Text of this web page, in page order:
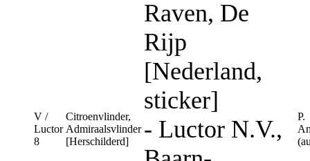
V /
Luctor
8
Citroenvlinder,
Admiraalsvlinder
[Herschilderd]
Raven, De
Rijp
[Nederland,
sticker]
- Luctor N.V.,
P.